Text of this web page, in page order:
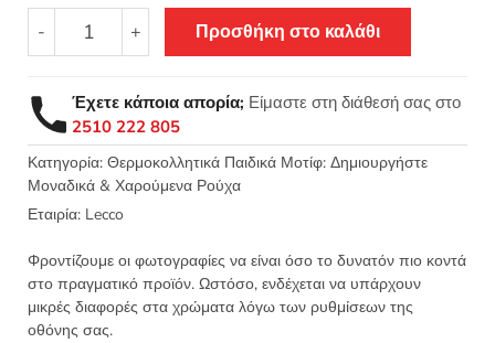
-
Θερμοκολλητικό
σιδερότυπο
μοτίφ
Diamond
4,5x4
LECCO
3325.B
ποσότητα
+ Προσθήκη στο καλάθι
Έχετε κάποια απορία; Είμαστε στη διάθεσή σας στο
2510 222 805
Κατηγορία: Θερμοκολλητικά Παιδικά Μοτίφ: Δημιουργήστε
Μοναδικά & Χαρούμενα Ρούχα
Εταιρία: Lecco
Φροντίζουμε οι φωτογραφίες να είναι όσο το δυνατόν πιο κοντά
στο πραγματικό προϊόν. Ωστόσο, ενδέχεται να υπάρχουν
μικρές διαφορές στα χρώματα λόγω των ρυθμίσεων της
οθόνης σας.